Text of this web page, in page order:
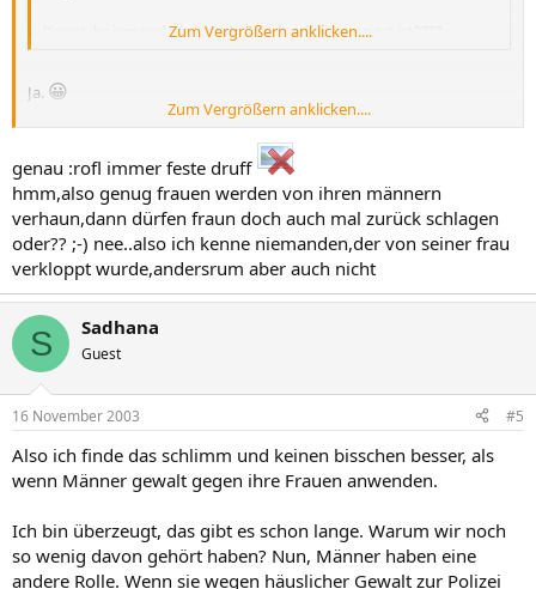
Kennt ihr jemanden,dem das auch schon passiert ist????
Zum Vergrößern anklicken....
Ja. 😀
Ich finde, manchmal haben sie es einfach nicht besser verdient.
;-)
Zum Vergrößern anklicken....
genau :rofl immer feste druff
hmm,also genug frauen werden von ihren männern
verhaun,dann dürfen fraun doch auch mal zurück schlagen
oder?? ;-) nee..also ich kenne niemanden,der von seiner frau
verkloppt wurde,andersrum aber auch nicht
S Sadhana
Guest
16 November 2003 #5
Also ich finde das schlimm und keinen bisschen besser, als
wenn Männer gewalt gegen ihre Frauen anwenden.
Ich bin überzeugt, das gibt es schon lange. Warum wir noch
so wenig davon gehört haben? Nun, Männer haben eine
andere Rolle. Wenn sie wegen häuslicher Gewalt zur Polizei